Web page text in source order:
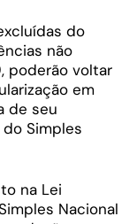
do
não
poderão voltar
em
de seu
Simples
na Lei
Nacional